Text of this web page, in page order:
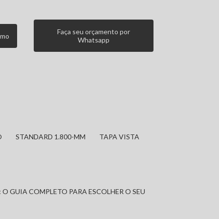
Faça seu orçamento por
Whatsapp
STANDARD 1.800-MM TAPA VISTA
GUIA COMPLETO PARA ESCOLHER O SEU